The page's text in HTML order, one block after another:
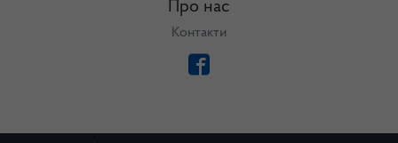
Про нас
Контакти